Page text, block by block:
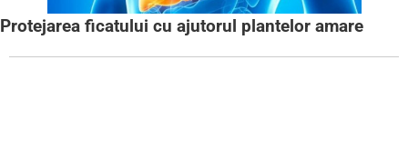
Protejarea ficatului cu ajutorul plantelor amare